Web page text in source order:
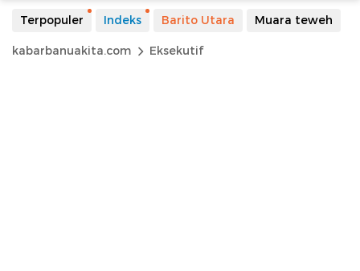
Terpopuler Indeks Barito Utara Muara teweh
kabarbanuakita.com Eksekutif